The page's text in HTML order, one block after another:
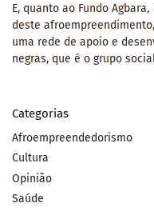
E, quanto ao Fundo
deste
uma rede de apoio e
negras, que é o grupo
Categorias
Afroempreendedorismo
Cultura
Opinião
Saúde